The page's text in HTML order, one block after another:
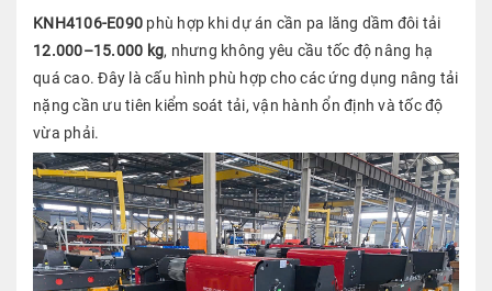
KNH4106-E090 phù hợp khi dự án cần pa lăng dầm đôi tải
12.000–15.000 kg, nhưng không yêu cầu tốc độ nâng hạ
quá cao. Đây là cấu hình phù hợp cho các ứng dụng nâng tải
nặng cần ưu tiên kiểm soát tải, vận hành ổn định và tốc độ
vừa phải.